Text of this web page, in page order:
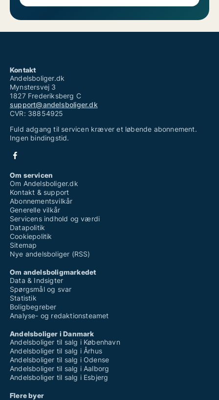
Kontakt
Andelsboliger.dk
Mynstersvej 3
1827 Frederiksberg C
support@andelsboliger.dk
CVR: 38854925
Fuld adgang til servicen kræver et løbende abonnement.
Ingen bindingstid.
Om servicen
Om Andelsboliger.dk
Kontakt & support
Abonnementsvilkår
Generelle vilkår
Servicens indhold og værdi
Datapolitik
Cookiepolitik
Sitemap
Nye andelsboliger (RSS)
Om andelsboligmarkedet
Data & Indsigter
Spørgsmål og svar
Statistik
Boligbegreber
Analyse- og redaktionsteamet
Andelsboliger i Danmark
Andelsboliger til salg i København
Andelsboliger til salg i Århus
Andelsboliger til salg i Odense
Andelsboliger til salg i Aalborg
Andelsboliger til salg i Esbjerg
Flere byer